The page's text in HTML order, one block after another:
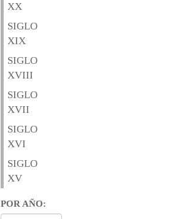
XX
SIGLO
XIX
SIGLO
XVIII
SIGLO
XVII
SIGLO
XVI
SIGLO
XV
POR AÑO: